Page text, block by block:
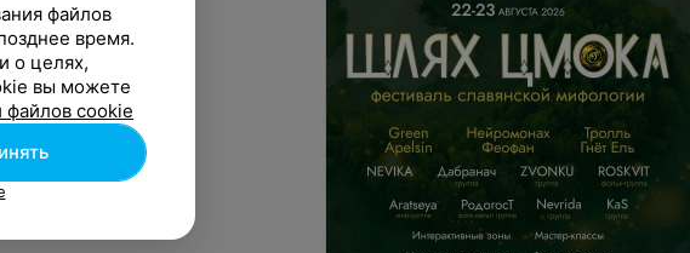
файлов
время.
о целях,
вы можете
файлов cookie